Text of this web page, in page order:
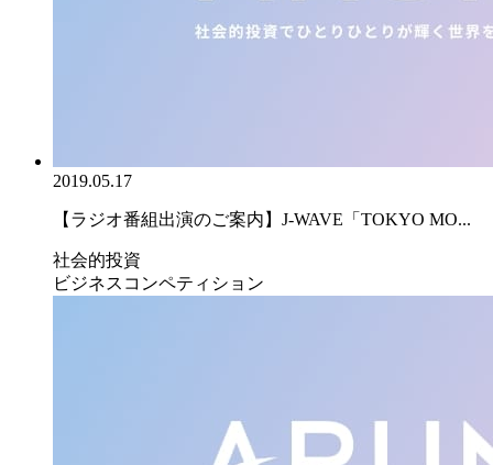
2019.05.17
【ラジオ番組出演のご案内】J-WAVE「TOKYO MO...
社会的投資
ビジネスコンペティション